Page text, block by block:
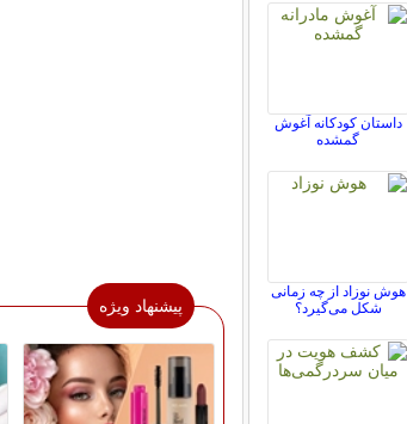
پیشنهاد ویژه
داستان کودکانه آغوش
گمشده
هوش نوزاد از چه زمانی
شکل می‌گیرد؟